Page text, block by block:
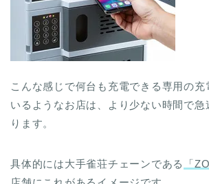
こんな感じで何台も充電できる専用の充
いるようなお店は、より少ない時間で急
ります。
具体的には大手雀荘チェーンである
「